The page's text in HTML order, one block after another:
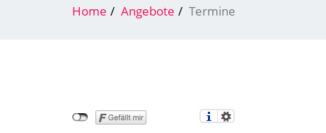
Home Angebote Termine